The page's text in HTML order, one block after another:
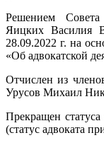
Решением
Яицких Василия
28.09.2022 г.
«Об адвокатской
Отчислен из
Урусов Михаил
Прекращен
(статус адвоката